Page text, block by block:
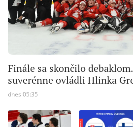
Finále sa skončilo
suverénne ovládli Hlinka
dnes 05:35